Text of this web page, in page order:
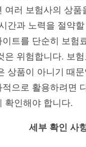
여러 보험사의 상품
간과 노력을 절약
트를 단순히 보험
은 위험합니다. 보
상품이 아니기 때
으로 활용하려면
확인해야 합니다.
세부 확인 사